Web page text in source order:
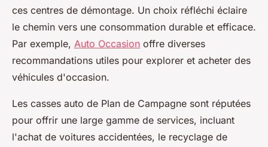
ces centres de démontage. Un choix réfléchi éclaire
le chemin vers une consommation durable et efficace.
Par exemple, Auto Occasion offre diverses
recommandations utiles pour explorer et acheter des
véhicules d'occasion.
Les casses auto de Plan de Campagne sont réputées
pour offrir une large gamme de services, incluant
l'achat de voitures accidentées, le recyclage de